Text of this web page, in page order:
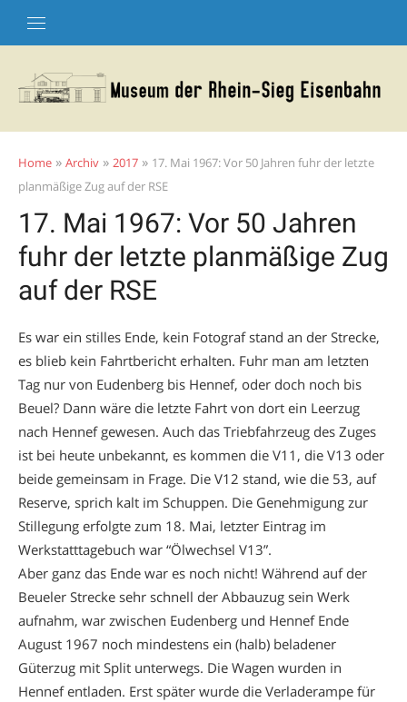
Home » Archiv » 2017 » 17. Mai 1967: Vor 50 Jahren fuhr der letzte
planmäßige Zug auf der RSE
17. Mai 1967: Vor 50 Jahren
fuhr der letzte planmäßige Zug
auf der RSE
Es war ein stilles Ende, kein Fotograf stand an der Strecke,
es blieb kein Fahrtbericht erhalten. Fuhr man am letzten
Tag nur von Eudenberg bis Hennef, oder doch noch bis
Beuel? Dann wäre die letzte Fahrt von dort ein Leerzug
nach Hennef gewesen. Auch das Triebfahrzeug des Zuges
ist bei heute unbekannt, es kommen die V11, die V13 oder
beide gemeinsam in Frage. Die V12 stand, wie die 53, auf
Reserve, sprich kalt im Schuppen. Die Genehmigung zur
Stillegung erfolgte zum 18. Mai, letzter Eintrag im
Werkstatttagebuch war “Ölwechsel V13”.
Aber ganz das Ende war es noch nicht! Während auf der
Beueler Strecke sehr schnell der Abbauzug sein Werk
aufnahm, war zwischen Eudenberg und Hennef Ende
August 1967 noch mindestens ein (halb) beladener
Güterzug mit Split unterwegs. Die Wagen wurden in
Hennef entladen. Erst später wurde die Verladerampe für